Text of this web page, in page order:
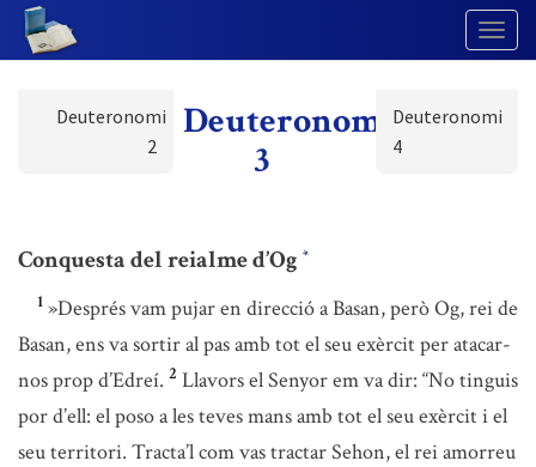
Deuteronomi
2
Deuteronomi
3
Deuteronomi
4
Conquesta del reialme d’Og *
1 »Després vam pujar en direcció a Basan, però Og, rei de
Basan, ens va sortir al pas amb tot el seu exèrcit per atacar-
nos prop d’Edreí. 2 Llavors el Senyor em va dir: “No tinguis
por d’ell: el poso a les teves mans amb tot el seu exèrcit i el
seu territori. Tracta’l com vas tractar Sehon, el rei amorreu